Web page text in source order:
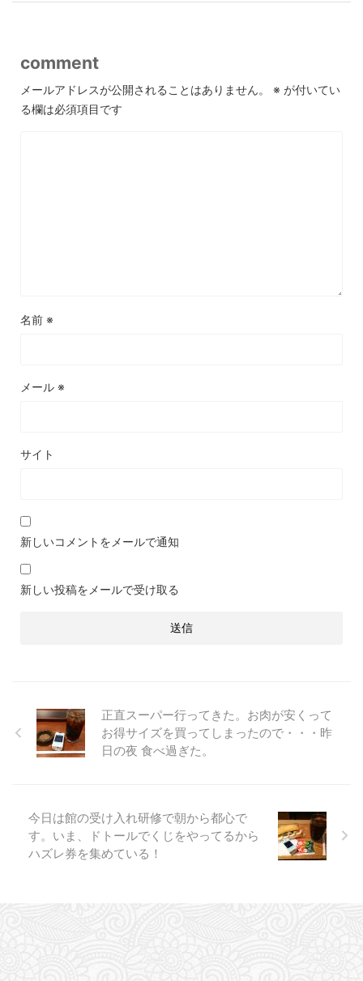
comment
メールアドレスが公開されることはありません。 ※ が付いてい
る欄は必須項目です
名前 ※
メール ※
サイト
新しいコメントをメールで通知
新しい投稿をメールで受け取る
正直スーパー行ってきた。お肉が安くって
お得サイズを買ってしまったので・・・昨
日の夜 食べ過ぎた。
今日は館の受け入れ研修で朝から都心で
す。いま、ドトールでくじをやってるから
ハズレ券を集めている！